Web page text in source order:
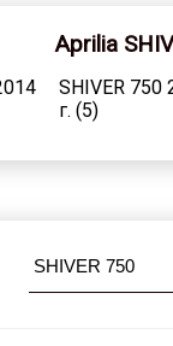
Aprilia
SHIVER 750
г. (5)